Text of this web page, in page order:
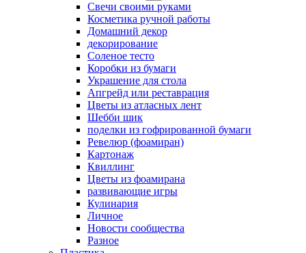
Свечи своими руками
Косметика ручной работы
Домашний декор
декорирование
Соленое тесто
Коробки из бумаги
Украшение для стола
Апгрейд или реставрация
Цветы из атласных лент
Шебби шик
поделки из гофрированной бумаги
Ревелюр (фоамиран)
Картонаж
Квиллинг
Цветы из фоамирана
развивающие игры
Кулинария
Личное
Новости сообщества
Разное